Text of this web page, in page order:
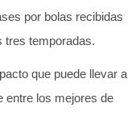
por bolas recibidas
tres temporadas.
que puede llevar a
entre los mejores de